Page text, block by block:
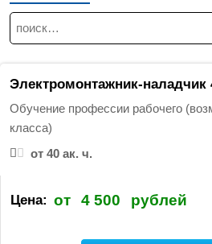
Н
а
т
Электромонтажник-наладчик
Обучение профессии рабочего
класса)
от 40 ак. ч.
Цена: от 4 500 рублей